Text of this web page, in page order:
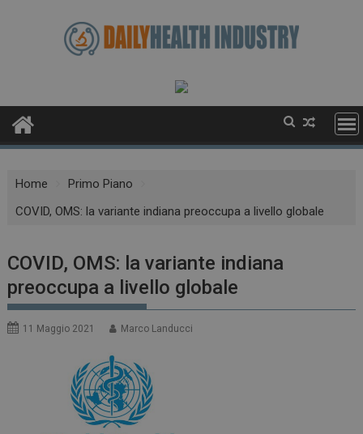
Home
Primo Piano
COVID, OMS: la variante indiana preoccupa a livello globale
COVID, OMS: la variante indiana
preoccupa a livello globale
11 Maggio 2021 Marco Landucci